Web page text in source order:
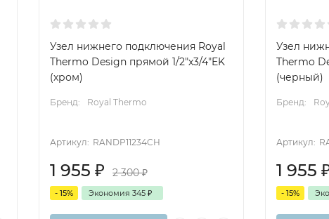
Узел нижнего подключения Royal
Thermo Design прямой 1/2"х3/4"EK
(хром)
Бренд: Royal Thermo
Артикул: RANDP11234CH
1 955₽ 2 300₽
- 15% Экономия345₽
Узел
Thermo
(черный)
Бренд:
Артикул:
1 955
- 15%